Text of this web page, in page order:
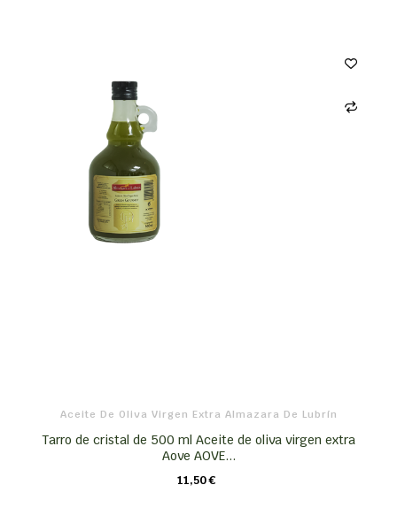
Aceite De Oliva Virgen Extra Almazara De Lubrín
Tarro de cristal de 500 ml Aceite de oliva virgen extra
Aove AOVE...
11,50 €
CARRO